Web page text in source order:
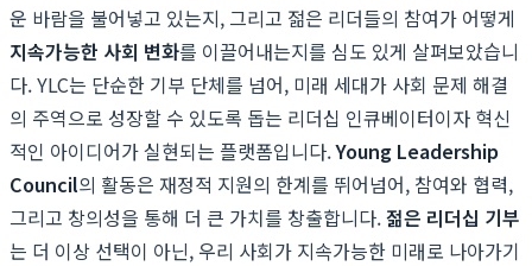
운 바람을 불어넣고 있는지, 그리고 젊은 리더들의 참여가 어떻게
지속가능한 사회 변화를 이끌어내는지를 심도 있게 살펴보았습니
다. YLC는 단순한 기부 단체를 넘어, 미래 세대가 사회 문제 해결
의 주역으로 성장할 수 있도록 돕는 리더십 인큐베이터이자 혁신
적인 아이디어가 실현되는 플랫폼입니다.Young Leadership
Council의 활동은 재정적 지원의 한계를 뛰어넘어, 참여와 협력,
그리고 창의성을 통해 더 큰 가치를 창출합니다.젊은 리더십 기부
는 더 이상 선택이 아닌, 우리 사회가 지속가능한 미래로 나아가기